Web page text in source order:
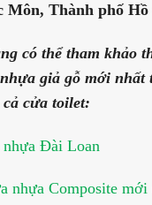
Môn, Thành phố
có thể tham khảo
giả gỗ mới nhất
cửa toilet:
nhựa Đài Loan
nhựa Composite mới